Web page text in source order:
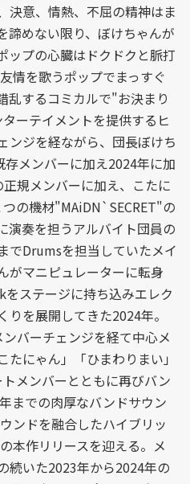
決意、情熱、不屈の精神はま
諦めない限り、ぼけちゃんが
ップの心臓はドクドクと脈打
情を歌うポップでまっすぐ
乱するコミカルで"お決まり
ーテイメントを提供するヒ
ンジを経ながら、団長ぼけち
メンバーに加え2024年に加
規メンバーに加え、こたに
の機材"MAiDN`SECRET"の
演奏を担うアルバイト団員の
でDrumsを担当していたメイ
がマニピュレーターに転身
をステージに持ち込みエレク
りを展開してきた2024年。
バーチェンジを経て中心メ
にゃん」「ひまわりまい」
メンバーとともに再びバン
までの肉厚なバンドサウン
ンドを融合したハイブリッ
本作リリースを迎える。メ
続いた2023年から2024年の